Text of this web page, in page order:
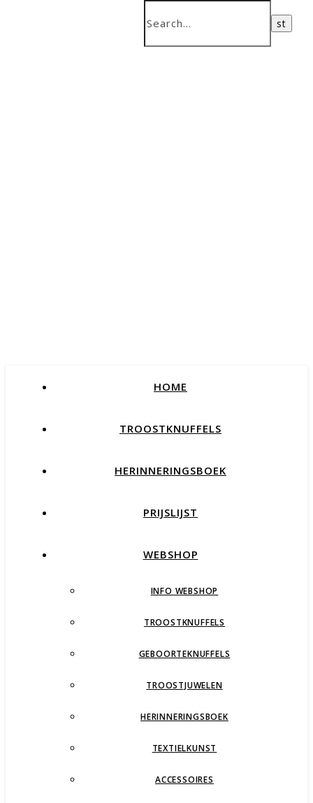
HOME
TROOSTKNUFFELS
HERINNERINGSBOEK
PRIJSLIJST
WEBSHOP
INFO WEBSHOP
TROOSTKNUFFELS
GEBOORTEKNUFFELS
TROOSTJUWELEN
HERINNERINGSBOEK
TEXTIELKUNST
ACCESSOIRES